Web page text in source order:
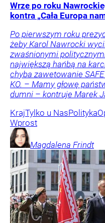
Wrze po roku
kontra „Cała Europa
Po pierwszym roku
żeby Karol Nawrocki
zwaśnionymi
największą hańbą na
chyba zawetowanie
KO. – Mamy głowę
dumni – kontruje Marek
KrajTylko u NasPolityka
Wprost
Magdalena Frindt